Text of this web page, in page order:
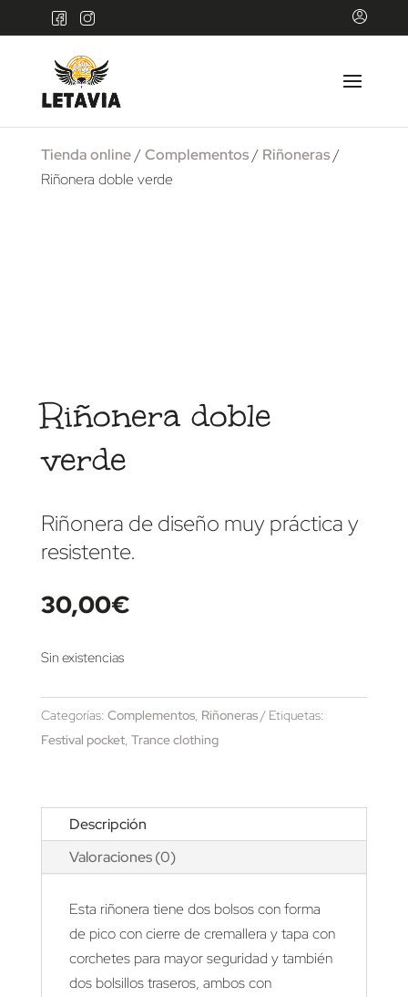
Tienda online/Complementos/ Riñoneras/
Riñonera doble verde
Riñonera doble
verde
Riñonera de diseño muy práctica y
resistente.
30,00€
Sin existencias
Categorías: Complementos, Riñoneras
Etiquetas:
Festival pocket, Trance clothing
Descripción
Valoraciones (0)
Esta riñonera tiene dos bolsos con forma
de pico con cierre de cremallera y tapa con
corchetes para mayor seguridad y también
dos bolsillos traseros, ambos con